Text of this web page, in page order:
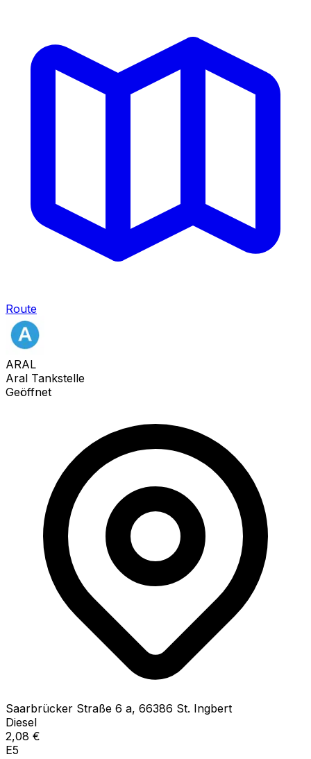
Route
ARAL
Aral Tankstelle
Geöffnet
Saarbrücker Straße 6 a, 66386 St. Ingbert
Diesel
2,08 €
E5